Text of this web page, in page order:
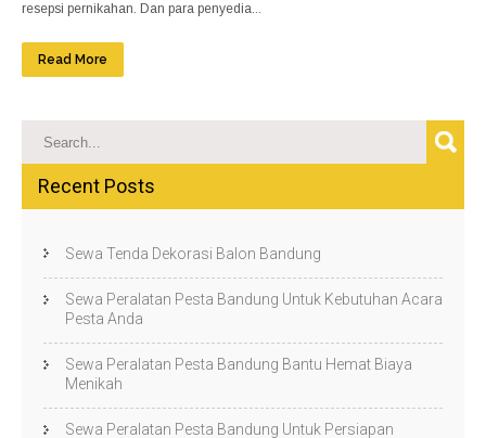
resepsi pernikahan. Dan para penyedia...
Read More
Recent Posts
Sewa Tenda Dekorasi Balon Bandung
Sewa Peralatan Pesta Bandung Untuk Kebutuhan Acara
Pesta Anda
Sewa Peralatan Pesta Bandung Bantu Hemat Biaya
Menikah
Sewa Peralatan Pesta Bandung Untuk Persiapan